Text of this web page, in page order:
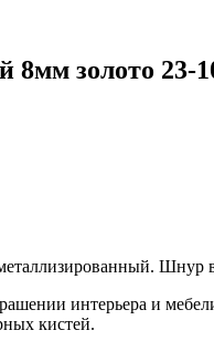
золото 23-
Шнур
интерьера и
кистей.